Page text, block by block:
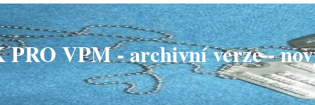
PRO VPM - archivní verze -